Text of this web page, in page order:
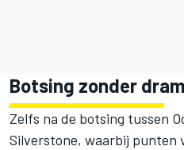
Botsing zonder
Zelfs na de botsing tussen
Silverstone, waarbij punten